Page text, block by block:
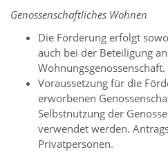
Genossenschaftliches Wohnen
Die Förderung erfolgt
auch bei der Beteiligung
Wohnungsgenossenschaft.
Voraussetzung für die
erworbenen
Selbstnutzung der
verwendet werden.
Privatpersonen.